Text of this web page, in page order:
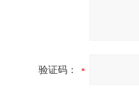
验证码：